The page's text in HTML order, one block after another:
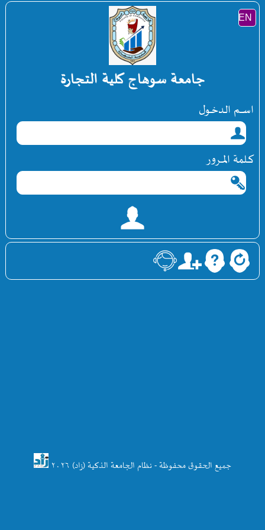
جامعة سوهاج كلية التجارة
اســــم الـدخــول
كـــلمة المــــرور
جميع الحقوق محفوظة - نظام الجامعة الذكية (زاد) ۲۰۲٦